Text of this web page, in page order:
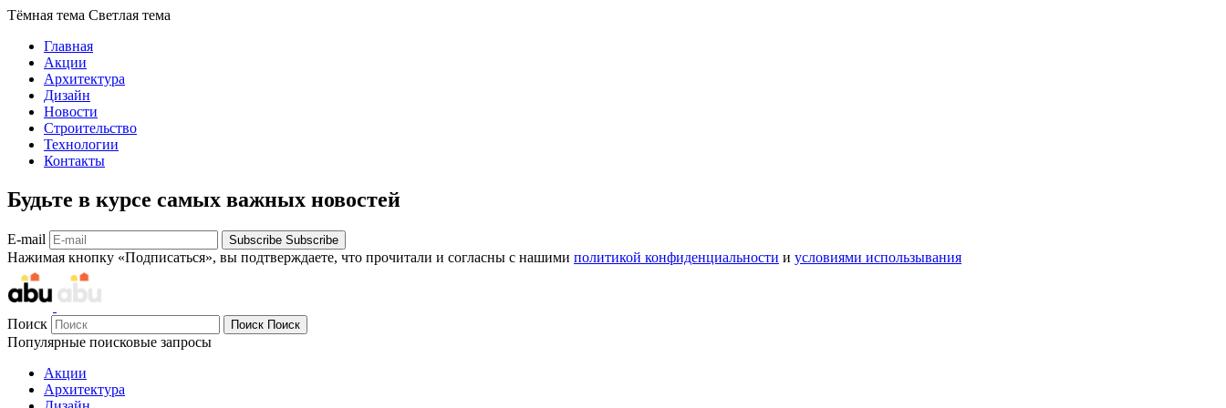
Тёмная тема Светлая тема
Главная
Акции
Архитектура
Дизайн
Новости
Строительство
Технологии
Контакты
Будьте в курсе самых важных новостей
E-mail Subscribe Subscribe
Нажимая кнопку «Подписаться», вы подтверждаете, что прочитали и согласны с нашими политикой конфиденциальности и условиями использывания
Поиск Поиск Поиск
Популярные поисковые запросы
Акции
Архитектура